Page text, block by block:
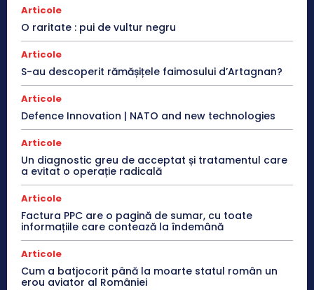
Articole
O raritate : pui de vultur negru
Articole
S-au descoperit rămășițele faimosului d’Artagnan?
Articole
Defence Innovation | NATO and new technologies
Articole
Un diagnostic greu de acceptat și tratamentul care
a evitat o operație radicală
Articole
Factura PPC are o pagină de sumar, cu toate
informațiile care contează la îndemână
Articole
Cum a batjocorit până la moarte statul român un
erou aviator al României